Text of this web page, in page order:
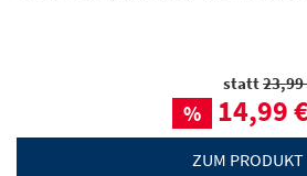
statt23,99
% 14,99
ZUM PRODUKT